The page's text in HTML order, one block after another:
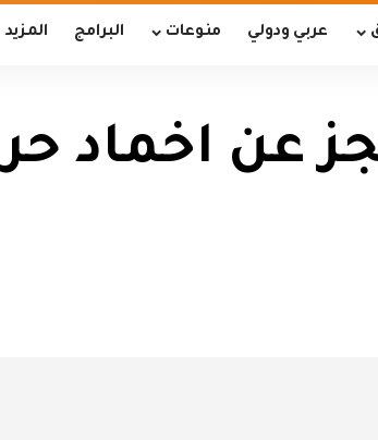
عربي ودولي منوعات البرامج المزيد
عن اخماد